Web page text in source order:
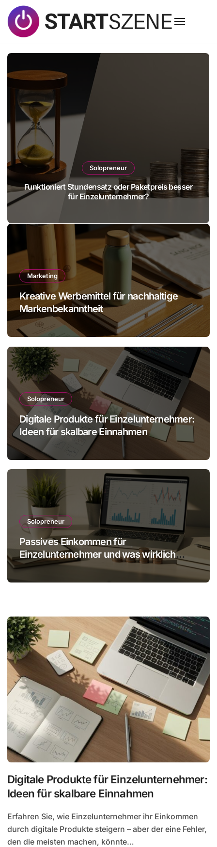
Inhalt
springen
Solopreneur
Funktioniert Stundensatz oder Paketpreis besser
für Einzelunternehmer?
Marketing
Kreative Werbemittel für nachhaltige
Markenbekanntheit
Solopreneur
Digitale Produkte für Einzelunternehmer:
Ideen für skalbare Einnahmen
Solopreneur
Passives Einkommen für
Einzelunternehmer und was wirklich
realistisch ist
Digitale Produkte für Einzelunternehmer:
Ideen für skalbare Einnahmen
Erfahren Sie, wie Einzelunternehmer ihr Einkommen
durch digitale Produkte steigern – aber der eine Fehler,
den die meisten machen, könnte…